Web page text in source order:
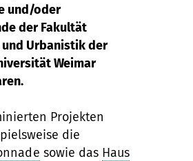
und/oder
der Fakultät
Urbanistik der
Weimar
Projekten
die
sowie das Haus